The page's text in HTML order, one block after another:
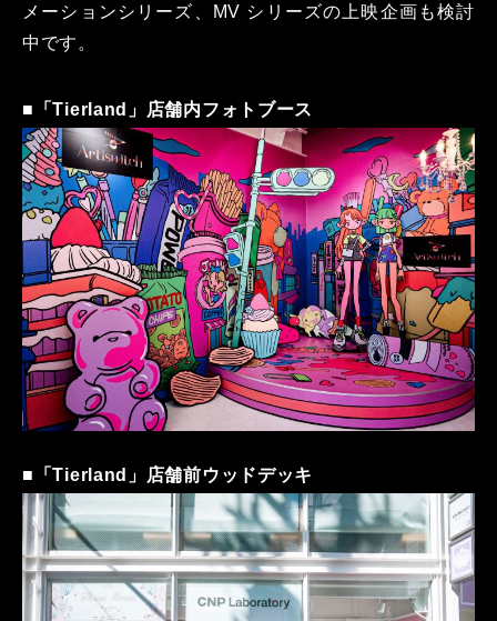
メーションシリーズ、MV シリーズの上映企画も検討
中です。
■ 「Tierland」店舗内フォトブース
■ 「Tierland」店舗前ウッドデッキ